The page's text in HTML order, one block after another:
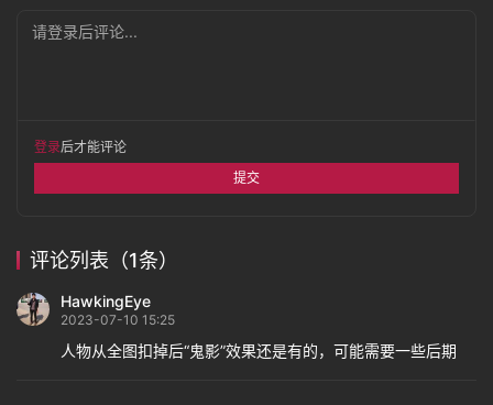
请登录后评论...
登录后才能评论
提交
评论列表（1条）
HawkingEye
2023-07-10 15:25
人物从全图扣掉后“鬼影”效果还是有的，可能需要一些后期